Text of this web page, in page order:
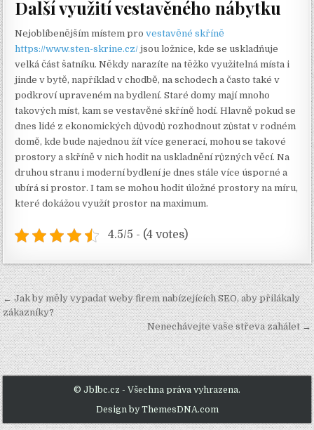
Další využití vestavěného nábytku
Nejoblíbenějším místem provestavěné skříně
https://www.sten-skrine.cz/ jsou ložnice, kde se uskladňuje
velká část šatníku. Někdy narazíte na těžko využitelná místa i
jinde v bytě, například v chodbě, na schodech a často také v
podkroví upraveném na bydlení. Staré domy mají mnoho
takových míst, kam se vestavěné skříně hodí. Hlavně pokud se
dnes lidé z ekonomických důvodů rozhodnout zůstat v rodném
domě, kde bude najednou žít více generací, mohou se takové
prostory a skříně v nich hodit na uskladnění různých věcí. Na
druhou stranu i moderní bydlení je dnes stále více úsporné a
ubírá si prostor. I tam se mohou hodit úložné prostory na míru,
které dokážou využít prostor na maximum.
4.5/5 - (4 votes)
Navigace
pro
příspěvek
← Jak by měly vypadat weby firem nabízejících SEO, aby přilákaly
zákazníky?
Nenechávejte vaše střeva zahálet →
© Jblbc.cz - Všechna práva vyhrazena.
Design by ThemesDNA.com